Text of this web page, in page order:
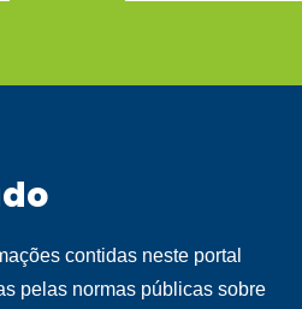
contidas neste portal
pelas normas públicas sobre